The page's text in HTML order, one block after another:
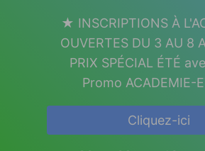
★ INSCRIPTIONS À
OUVERTES DU 3 AU 8
PRIX SPÉCIAL ÉTÉ
Promo ACADEMIE-
Cliquez-ici